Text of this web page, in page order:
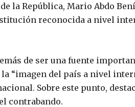
la República, Mario Abdo
reconocida a nivel
de ser una fuente
“imagen del país a nivel
Sobre este punto,
contrabando.